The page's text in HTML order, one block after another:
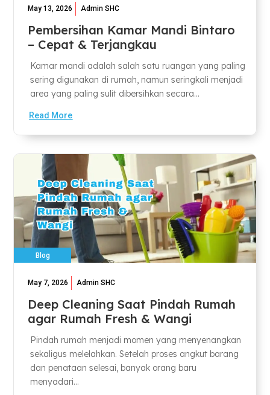
May 13, 2026 Admin SHC
Pembersihan Kamar Mandi Bintaro
– Cepat & Terjangkau
Kamar mandi adalah salah satu ruangan yang paling
sering digunakan di rumah, namun seringkali menjadi
area yang paling sulit dibersihkan secara...
Read More
Blog
May 7, 2026 Admin SHC
Deep Cleaning Saat Pindah Rumah
agar Rumah Fresh & Wangi
Pindah rumah menjadi momen yang menyenangkan
sekaligus melelahkan. Setelah proses angkut barang
dan penataan selesai, banyak orang baru
menyadari...